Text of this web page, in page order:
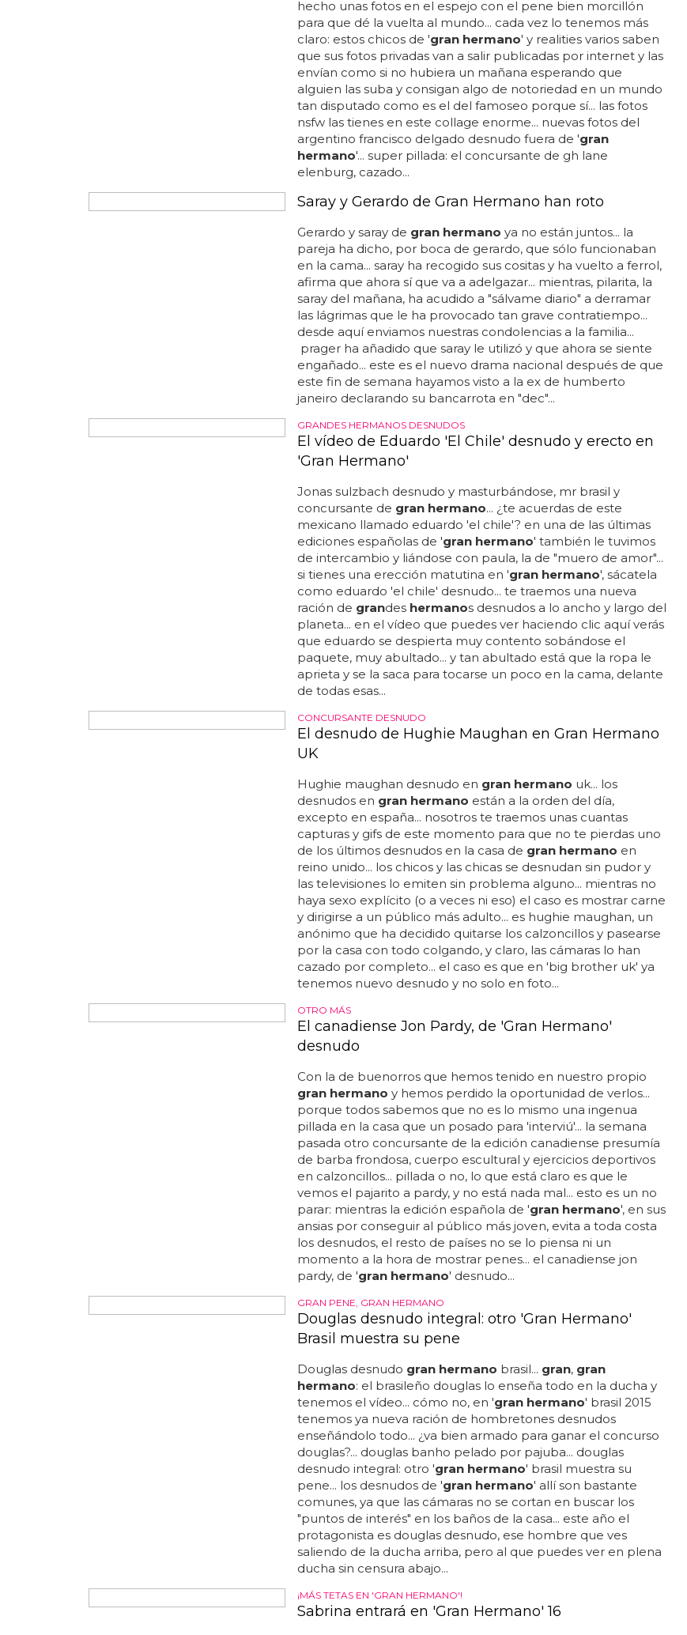
concursante degran hermanolane elenburg, que se ha
hecho unas fotos en el espejo con el pene bien morcillón
para que dé la vuelta al mundo... cada vez lo tenemos más
claro: estos chicos de ' gran hermano' y realities varios saben
que sus fotos privadas van a salir publicadas por internet y las
envían como si no hubiera un mañana esperando que
alguien las suba y consigan algo de notoriedad en un mundo
tan disputado como es el del famoseo porque sí... las fotos
nsfw las tienes en este collage enorme... nuevas fotos del
argentino francisco delgado desnudo fuera de ' gran
hermano'... super pillada: el concursante de gh lane
Gerardo y saray degran hermanoya no están juntos... la
pareja ha dicho, por boca de gerardo, que sólo funcionaban
en la cama... saray ha recogido sus cositas y ha vuelto a ferrol,
afirma que ahora sí que va a adelgazar... mientras, pilarita, la
saray del mañana, ha acudido a "sálvame diario" a derramar
las lágrimas que le ha provocado tan grave contratiempo...
desde aquí enviamos nuestras condolencias a la familia...
prager ha añadido que saray le utilizó y que ahora se siente
engañado... este es el nuevo drama nacional después de que
este fin de semana hayamos visto a la ex de humberto
GRANDES HERMANOS DESNUDOS
El vídeo de Eduardo 'El Chile' desnudo y erecto en
Jonas sulzbach desnudo y masturbándose, mr brasil y
concursante degran hermano... ¿te acuerdas de este
mexicano llamado eduardo 'el chile'? en una de las últimas
ediciones españolas de 'gran hermano ' también le tuvimos
de intercambio y liándose con paula, la de "muero de amor"...
si tienes una erección matutina en 'gran hermano ', sácatela
como eduardo 'el chile' desnudo... te traemos una nueva
ración degran deshermanos desnudos a lo ancho y largo del
planeta... en el vídeo que puedes ver haciendo clic aquí verás
que eduardo se despierta muy contento sobándose el
paquete, muy abultado... y tan abultado está que la ropa le
aprieta y se la saca para tocarse un poco en la cama, delante
CONCURSANTE DESNUDO
El desnudo de Hughie Maughan en Gran Hermano
Hughie maughan desnudo engran hermano uk... los
desnudos engran hermanoestán a la orden del día,
excepto en españa... nosotros te traemos unas cuantas
capturas y gifs de este momento para que no te pierdas uno
de los últimos desnudos en la casa degran hermanoen
reino unido... los chicos y las chicas se desnudan sin pudor y
las televisiones lo emiten sin problema alguno... mientras no
haya sexo explícito (o a veces ni eso) el caso es mostrar carne
y dirigirse a un público más adulto... es hughie maughan, un
anónimo que ha decidido quitarse los calzoncillos y pasearse
por la casa con todo colgando, y claro, las cámaras lo han
cazado por completo... el caso es que en 'big brother uk' ya
tenemos nuevo desnudo y no solo en foto...
OTRO MÁS
El canadiense Jon Pardy, de 'Gran Hermano'
Con la de buenorros que hemos tenido en nuestro propio
gran hermanoy hemos perdido la oportunidad de verlos...
porque todos sabemos que no es lo mismo una ingenua
pillada en la casa que un posado para 'interviú'... la semana
pasada otro concursante de la edición canadiense presumía
de barba frondosa, cuerpo escultural y ejercicios deportivos
en calzoncillos... pillada o no, lo que está claro es que le
vemos el pajarito a pardy, y no está nada mal... esto es un no
parar: mientras la edición española de 'gran hermano', en sus
ansias por conseguir al público más joven, evita a toda costa
los desnudos, el resto de países no se lo piensa ni un
momento a la hora de mostrar penes... el canadiense jon
GRAN PENE, GRAN HERMANO
Douglas desnudo integral: otro 'Gran Hermano'
Douglas desnudogran hermano brasil...gran, gran
hermano : el brasileño douglas lo enseña todo en la ducha y
tenemos el vídeo... cómo no, en 'gran hermano' brasil 2015
tenemos ya nueva ración de hombretones desnudos
enseñándolo todo... ¿va bien armado para ganar el concurso
douglas?... douglas banho pelado por pajuba... douglas
desnudo integral: otro 'gran hermano' brasil muestra su
pene... los desnudos de 'gran hermano' allí son bastante
comunes, ya que las cámaras no se cortan en buscar los
"puntos de interés" en los baños de la casa... este año el
protagonista es douglas desnudo, ese hombre que ves
saliendo de la ducha arriba, pero al que puedes ver en plena
ducha sin censura abajo...
¡MÁS TETAS EN 'GRAN HERMANO'!